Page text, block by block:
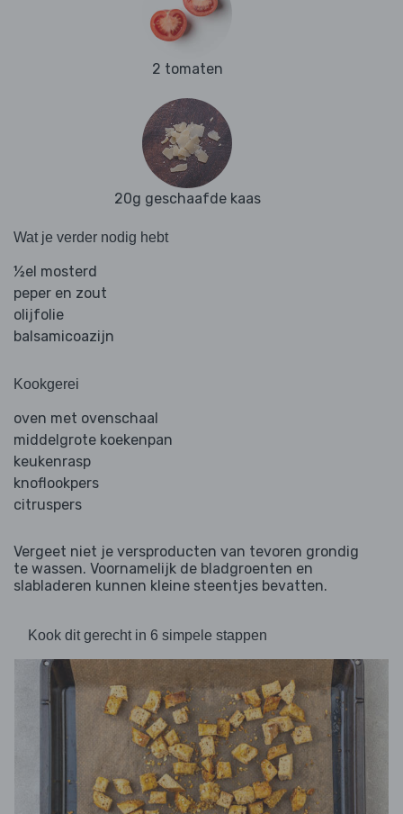
2 tomaten
20g geschaafde kaas
Wat je verder nodig hebt
½el mosterd
peper en zout
olijfolie
balsamicoazijn
Kookgerei
oven met ovenschaal
middelgrote koekenpan
keukenrasp
knoflookpers
citruspers
Vergeet niet je versproducten van tevoren grondig
te wassen. Voornamelijk de bladgroenten en
slabladeren kunnen kleine steentjes bevatten.
Kook dit gerecht in 6 simpele stappen